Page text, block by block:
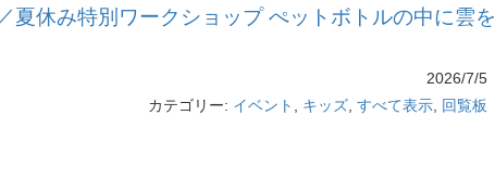
夏休み特別ワークショップ ぺットボトルの中に雲を
2026/7/5
カテゴリー: イベント , キッズ, すべて表示, 回覧板